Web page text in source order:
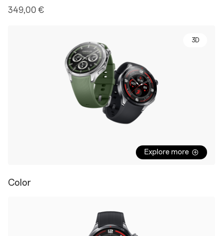
349,00 €
Explore more
3D
Color